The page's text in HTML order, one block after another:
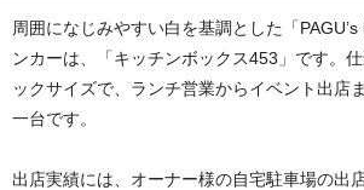
周囲になじみやすい白を基調とした「
ンカーは、「キッチンボックス453」です。
ックサイズで、ランチ営業からイベント出店
一台です。
出店実績には、オーナー様の自宅駐車場の出